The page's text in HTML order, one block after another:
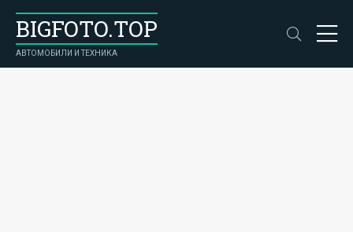
BIGFOTO.TOP
АВТОМОБИЛИ И ТЕХНИКА